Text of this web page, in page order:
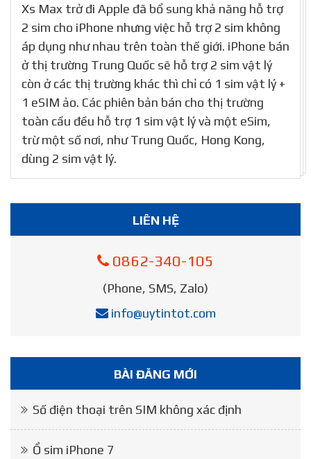
Xs Max trở đi Apple đã bổ sung khả năng hỗ trợ
2 sim cho iPhone nhưng việc hỗ trợ 2 sim không
áp dụng như nhau trên toàn thế giới. iPhone bán
ở thị trường Trung Quốc sẽ hỗ trợ 2 sim vật lý
còn ở các thị trường khác thì chỉ có 1 sim vật lý +
1 eSIM ảo. Các phiên bản bán cho thị trường
toàn cầu đều hỗ trợ 1 sim vật lý và một eSim,
trừ một số nơi, như Trung Quốc, Hong Kong,
dùng 2 sim vật lý.
LIÊN HỆ
0862-340-105
(Phone, SMS, Zalo)
info@uytintot.com
BÀI ĐĂNG MỚI
Số điện thoại trên SIM không xác định
Ổ sim iPhone 7